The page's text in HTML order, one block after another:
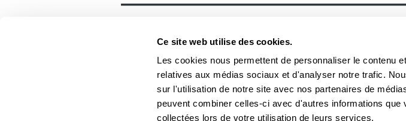
Ce site web utilise des cookies.
Les cookies nous permettent de personnaliser le contenu
relatives aux médias sociaux et d'analyser notre trafic.
sur l'utilisation de notre site avec nos partenaires de
peuvent combiner celles-ci avec d'autres informations
collectées lors de votre utilisation de leurs services.
Équipe
Nos lauréats
Nos partenaires
Documents
Les Éditions du Boréal 3970, rue Saint-Ambroise, Montréal